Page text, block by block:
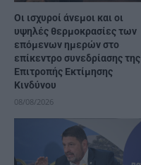
Οι ισχυροί άνεμοι και οι
υψηλές θερμοκρασίες των
επόμενων ημερών στο
επίκεντρο συνεδρίασης της
Επιτροπής Εκτίμησης
Κινδύνου
08/08/2026